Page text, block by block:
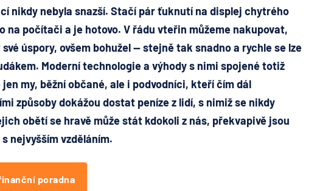
nikdy nebyla snazší. Stačí pár ťuknutí na displej chytrého
na počítači a je hotovo. V řádu vteřin můžeme nakupovat,
úspory, ovšem bohužel — stejně tak snadno a rychle se lze
Moderní technologie a výhody s nimi spojené totiž
jen my, běžní občané, ale i podvodníci, kteří čím dál
způsoby dokážou dostat peníze z lidí, s nimiž se nikdy
obětí se hravě může stát kdokoli z nás, překvapivě jsou
nejvyšším vzděláním.
poradna